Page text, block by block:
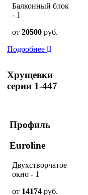
Балконный блок
- 1
от 20500 руб.
Подробнее
Хрущевки
серии 1-447
Профиль
Euroline
Двухстворчатое
окно - 1
от 14174 руб.